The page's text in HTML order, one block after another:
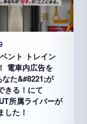
ント トレイン
電車内広告を
た&#8221;が
きる！にて
所属ライバーが
した！